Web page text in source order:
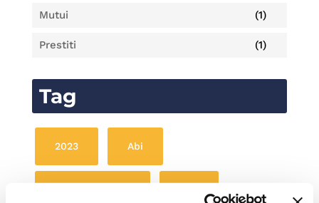
Mutui (1)
Prestiti (1)
Tag
2023 Abi